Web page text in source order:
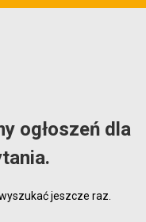
ogłoszeń dla
jeszcze raz.